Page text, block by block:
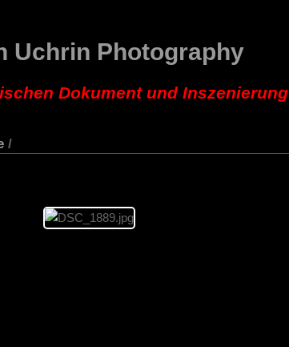
Uchrin Photography
Dokument und Inszenierung
/